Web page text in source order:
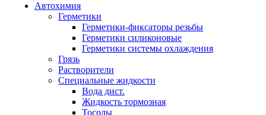
Автохимия
Герметики
Герметики-фиксаторы резьбы
Герметики силиконовые
Герметики системы охлаждения
Грязь
Растворители
Специальные жидкости
Вода дист.
Жидкость тормозная
Тосолы